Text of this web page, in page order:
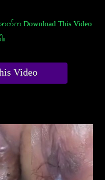
က်က Download This Video
Video